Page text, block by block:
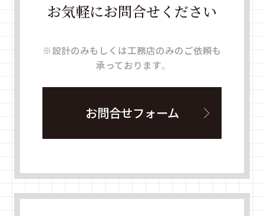
お気軽にお問合せください
※設計のみもしくは工務店のみのご依頼も
承っております。
お問合せフォーム